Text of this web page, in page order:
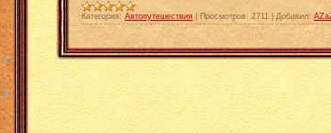
Категория: Автопутешествия Просмотров: 2711 Добавил: